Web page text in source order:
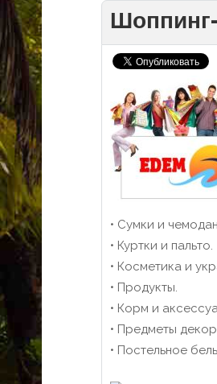
Шоппинг-
• Сумки и
• Куртки и пальто.
• Косметика и
• Продукты.
• Корм и
• Предметы
• Постельное